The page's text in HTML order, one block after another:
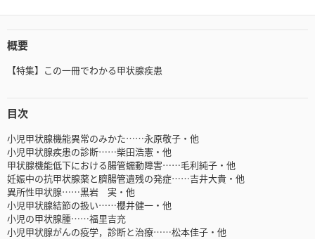
概要
【特集】この一冊でわかる甲状腺疾患
目次
小児甲状腺機能異常のみかた……永原敬子・他
小児甲状腺疾患の診断……柴田浩憲・他
甲状腺機能低下における腸管蠕動障害……毛利純子・他
妊娠中の抗甲状腺薬と臍腸管遺残の発症……吉井大貴・他
異所性甲状腺……黒岩 実・他
小児甲状腺結節の扱い……櫻井健一・他
小児の甲状腺腫……福里吉充
小児甲状腺がんの疫学，診断と治療……松本佳子・他